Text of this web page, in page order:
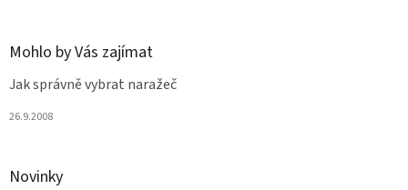
Mohlo by Vás zajímat
Jak správně vybrat naražeč
26.9.2008
Novinky